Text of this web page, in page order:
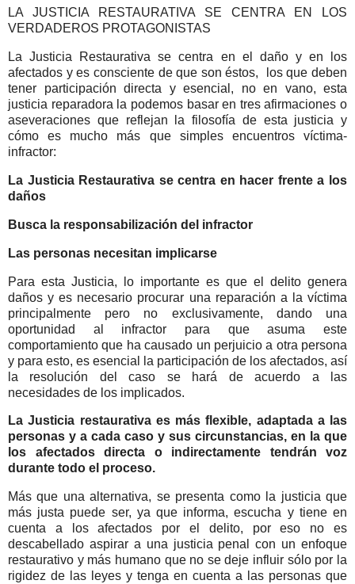
LA JUSTICIA RESTAURATIVA SE CENTRA EN LOS
VERDADEROS PROTAGONISTAS
La Justicia Restaurativa se centra en el daño y en los
afectados y es consciente de que son éstos, los que deben
tener participación directa y esencial, no en vano, esta
justicia reparadora la podemos basar en tres afirmaciones o
aseveraciones que reflejan la filosofía de esta justicia y
cómo es mucho más que simples encuentros víctima-
infractor:
La Justicia Restaurativa se centra en hacer frente a los
daños
Busca la responsabilización del infractor
Las personas necesitan implicarse
Para esta Justicia, lo importante es que el delito genera
daños y es necesario procurar una reparación a la víctima
principalmente pero no exclusivamente, dando una
oportunidad al infractor para que asuma este
comportamiento que ha causado un perjuicio a otra persona
y para esto, es esencial la participación de los afectados, así
la resolución del caso se hará de acuerdo a las
necesidades de los implicados.
La Justicia restaurativa es más flexible, adaptada a las
personas y a cada caso y sus circunstancias, en la que
los afectados directa o indirectamente tendrán voz
durante todo el proceso.
Más que una alternativa, se presenta como la justicia que
más justa puede ser, ya que informa, escucha y tiene en
cuenta a los afectados por el delito, por eso no es
descabellado aspirar a una justicia penal con un enfoque
restaurativo y más humano que no se deje influir sólo por la
rigidez de las leyes y tenga en cuenta a las personas que